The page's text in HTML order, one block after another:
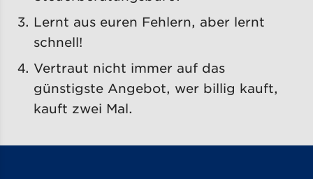
Lernt aus euren Fehlern, aber lernt
schnell!
Vertraut nicht immer auf das
günstigste Angebot, wer billig kauft,
kauft zwei Mal.